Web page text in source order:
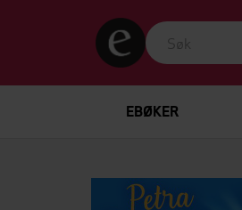
EBØKER